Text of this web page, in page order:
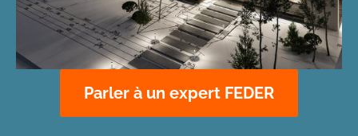
Parler à un expert FEDER